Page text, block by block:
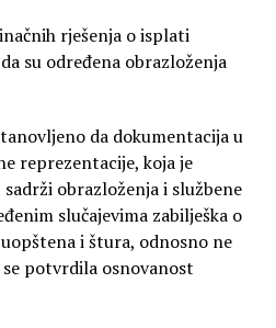
rješenja o isplati
su određena obrazloženja
da dokumentacija u
reprezentacije, koja je
obrazloženja i službene
slučajevima zabilješka o
i štura, odnosno ne
potvrdila osnovanost